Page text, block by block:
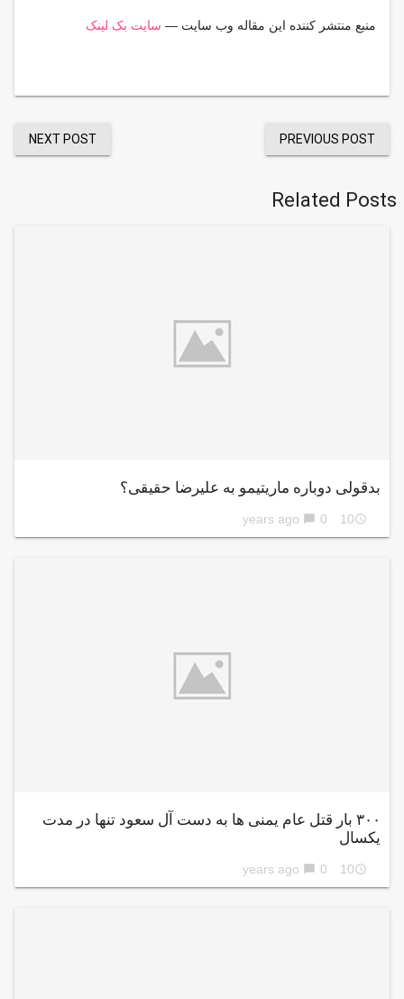
منبع منتشر کننده این مقاله وب سایت — سایت بک لینک
PREVIOUS POST
NEXT POST
Related Posts
بدقولی دوباره ماریتیمو به علیرضا حقیقی؟
access_time
10 years ago
chat_bubble 0
۳۰۰ بار قتل عام یمنی ها به دست آل سعود تنها در مدت
یکسال
access_time
10 years ago
chat_bubble 0